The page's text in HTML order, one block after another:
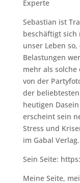
Experte
Sebastian ist
beschäftigt sich
unser Leben
Belastungen
mehr als
von der
der
heutigen
erscheint sein
Stress und
im Gabal Verlag.
Sein Seite:
Meine Seite,